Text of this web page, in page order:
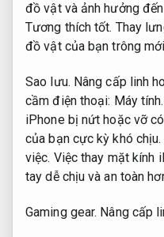
đồ vật và ảnh hưởng
Tương thích tốt. Thay
đồ vật của bạn trông
Sao lưu. Nâng cấp linh
cầm điện thoại: Máy tính.
iPhone bị nứt hoặc vỡ
của bạn cực kỳ khó chịu.
việc. Việc thay mặt kính
tay dễ chịu và an toàn
Gaming gear. Nâng cấp